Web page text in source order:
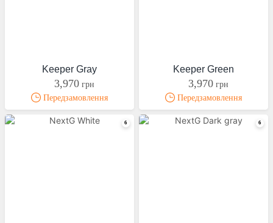
Keeper Gray
3,970 грн
Передзамовлення
Keeper Green
3,970 грн
Передзамовлення